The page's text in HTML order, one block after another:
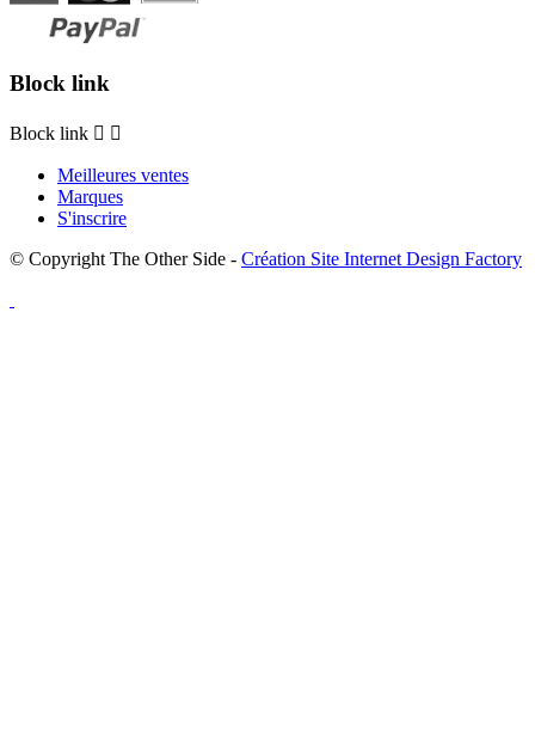
Block link
Block link  
Meilleures ventes
Marques
S'inscrire
© Copyright The Other Side - Création Site Internet Design Factory